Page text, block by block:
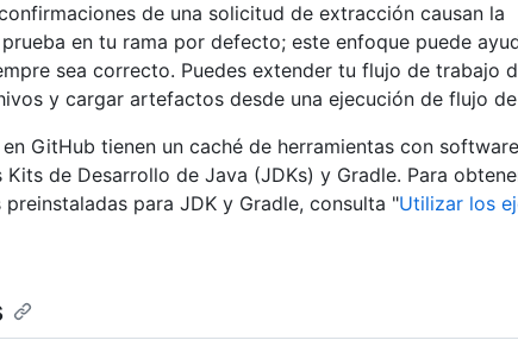
de una solicitud de extracción causan la
en tu rama por defecto; este enfoque puede
sea correcto. Puedes extender tu flujo de trabajo
y cargar artefactos desde una ejecución de flujo
GitHub tienen un caché de herramientas con
de Desarrollo de Java (JDKs) y Gradle. Para
para JDK y Gradle, consulta "Utilizar los